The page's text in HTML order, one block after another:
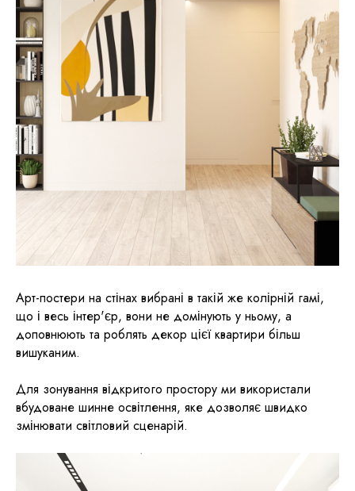
Арт-постери на стінах вибрані в такій же колірній гамі,
що і весь інтер'єр, вони не домінують у ньому, а
доповнюють та роблять декор цієї квартири більш
вишуканим.
Для зонування відкритого простору ми використали
вбудоване шинне освітлення, яке дозволяє швидко
змінювати світловий сценарій.